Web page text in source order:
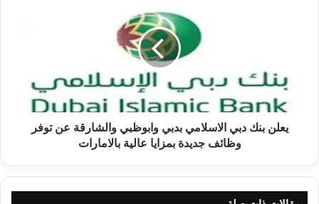
والشارقة
وظائفيعلن بنك دبي الاسلامي بدبي وابوظبي والشارقة عن توفر
وظائف جديدة بمزايا عالية بالامارات